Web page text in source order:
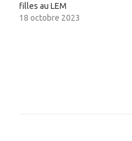
filles au LEM
18 octobre 2023